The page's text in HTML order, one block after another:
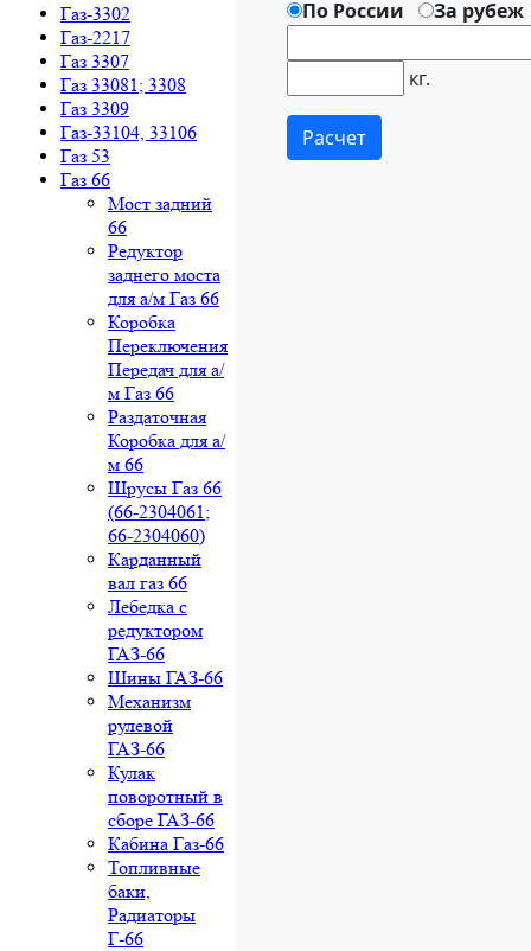
Газ-3302
Газ-2217
Газ 3307
Газ 33081; 3308
Газ 3309
Газ-33104, 33106
Газ 53
Газ 66
Мост задний
66
Редуктор
заднего моста
для а/м Газ 66
Коробка
Переключения
Передач для а/
м Газ 66
Раздаточная
Коробка для а/
м 66
Шрусы Газ 66
(66-2304061;
66-2304060)
Карданный
вал газ 66
Лебедка с
редуктором
ГАЗ-66
Шины ГАЗ-66
Механизм
рулевой
ГАЗ-66
Кулак
поворотный в
сборе ГАЗ-66
Кабина Газ-66
Топливные
баки,
Радиаторы
Г-66